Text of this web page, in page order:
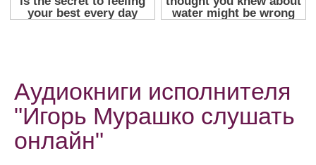
Аудиокниги исполнителя
"Игорь Мурашко слушать
онлайн"